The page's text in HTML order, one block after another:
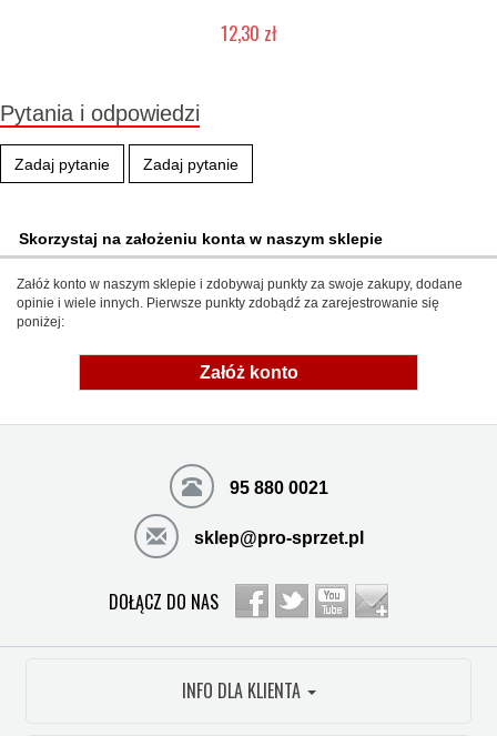
12,30 zł
Pytania i odpowiedzi
Zadaj pytanie Zadaj pytanie
Skorzystaj na założeniu konta w naszym sklepie
Załóż konto w naszym sklepie i zdobywaj punkty za swoje zakupy, dodane
opinie i wiele innych. Pierwsze punkty zdobądź za zarejestrowanie się
poniżej:
Załóż konto
95 880 0021
sklep@pro-sprzet.pl
DOŁĄCZ DO NAS
INFO DLA KLIENTA